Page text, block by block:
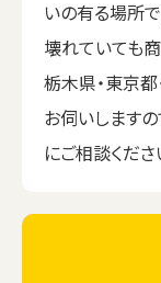
いの有る場所で
壊れていても
栃木県・東京都
お伺いします
にご相談くださ